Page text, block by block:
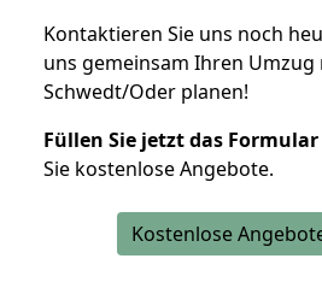
Kontaktieren Sie uns noch
uns gemeinsam Ihren Umzug
Schwedt/Oder planen!
Füllen Sie jetzt das
Sie kostenlose Angebote.
Kostenlose